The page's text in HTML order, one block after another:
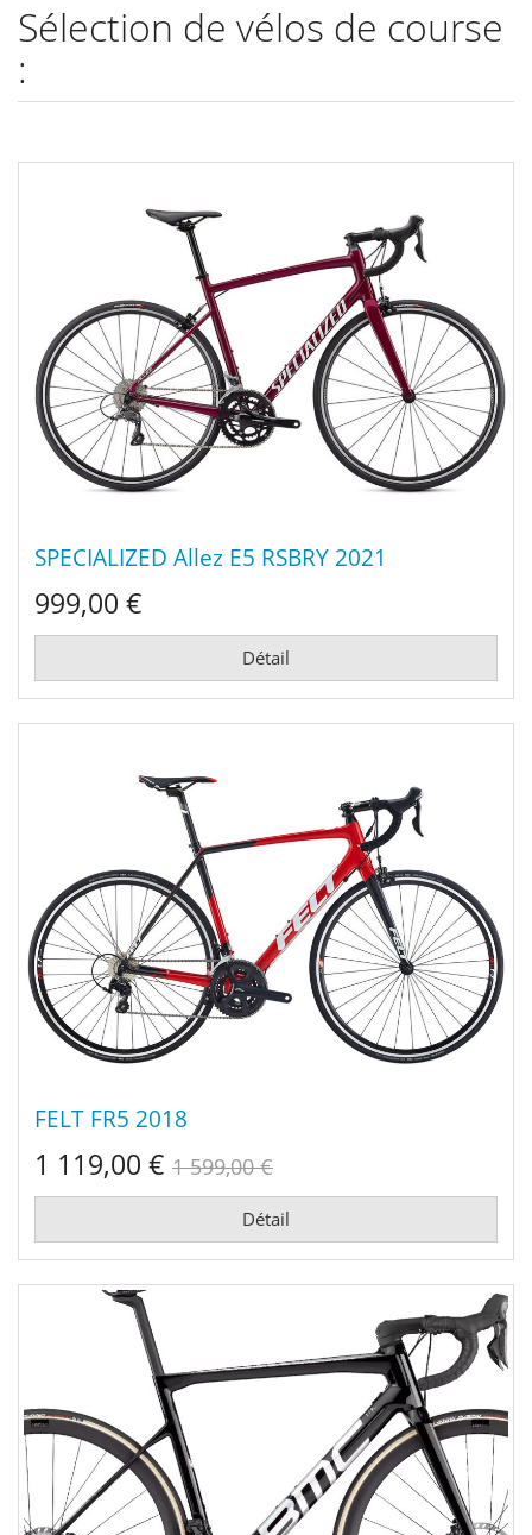
Sélection de vélos de course
:
SPECIALIZED Allez E5 RSBRY 2021
999,00 €
Détail
FELT FR5 2018
1 119,00 € 1 599,00 €
Détail